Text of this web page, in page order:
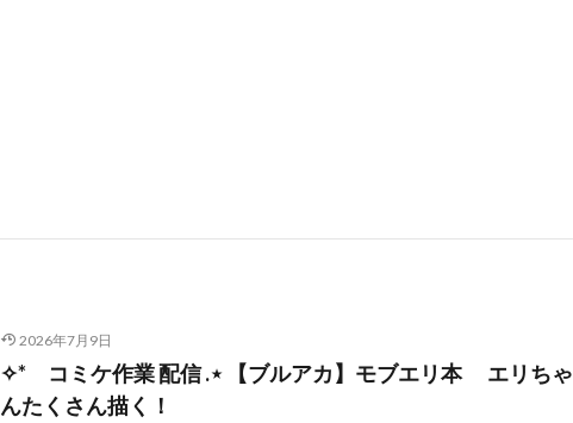
2026年7月9日
✧* コミケ作業 配信 .⋆ 【ブルアカ】モブエリ本 エリちゃ
んたくさん描く！